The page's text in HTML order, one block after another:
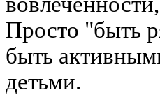
Просто "быть
быть
детьми.